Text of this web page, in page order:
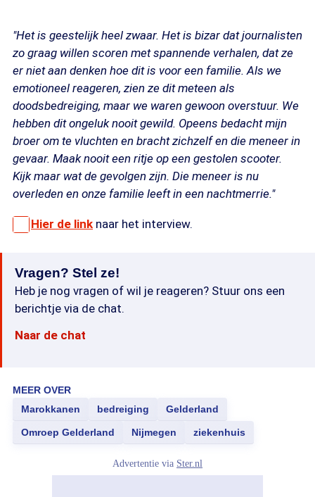
"Het is geestelijk heel zwaar. Het is bizar dat journalisten
zo graag willen scoren met spannende verhalen, dat ze
er niet aan denken hoe dit is voor een familie. Als we
emotioneel reageren, zien ze dit meteen als
doodsbedreiging, maar we waren gewoon overstuur. We
hebben dit ongeluk nooit gewild. Opeens bedacht mijn
broer om te vluchten en bracht zichzelf en die meneer in
gevaar. Maak nooit een ritje op een gestolen scooter.
Kijk maar wat de gevolgen zijn. Die meneer is nu
overleden en onze familie leeft in een nachtmerrie."
Hier de link naar het interview.
Vragen? Stel ze!
Heb je nog vragen of wil je reageren? Stuur ons een
berichtje via de chat.
Naar de chat
MEER OVER
Marokkanen
bedreiging Gelderland
Omroep Gelderland Nijmegen ziekenhuis
Advertentie via Ster.nl